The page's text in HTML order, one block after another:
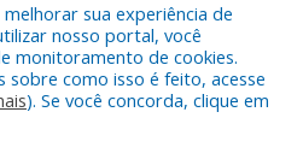
a Prefeitura Municipal de
sua experiência de
nosso portal, você
monitoramento de cookies.
sobre como isso é feito, acesse
). Se você concorda, clique em